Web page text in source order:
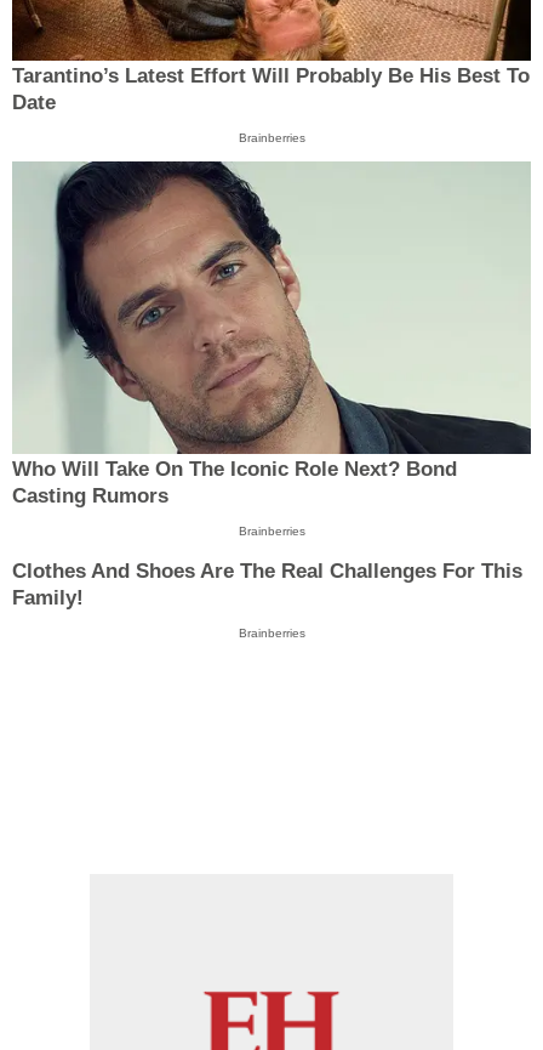
Tarantino’s Latest Effort Will Probably Be His Best To
Date
Brainberries
Who Will Take On The Iconic Role Next? Bond
Casting Rumors
Brainberries
Clothes And Shoes Are The Real Challenges For This
Family!
Brainberries